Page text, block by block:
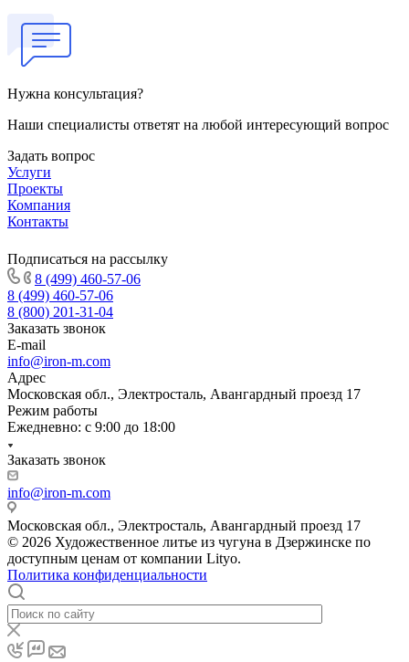
Нужна консультация?
Наши специалисты ответят на любой интересующий вопрос
Задать вопрос
Услуги
Проекты
Компания
Контакты
Подписаться на рассылку
8 (499) 460-57-06
8 (499) 460-57-06
8 (800) 201-31-04
Заказать звонок
E-mail
info@iron-m.com
Адрес
Московская обл., Электросталь, Авангардный проезд 17
Режим работы
Ежедневно: с 9:00 до 18:00
Заказать звонок
info@iron-m.com
Московская обл., Электросталь, Авангардный проезд 17
© 2026 Художественное литье из чугуна в Дзержинске по
доступным ценам от компании Lityo.
Политика конфиденциальности